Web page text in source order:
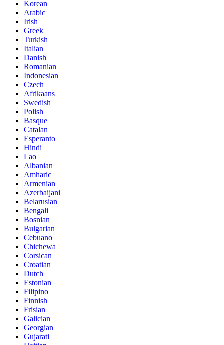
Korean
Arabic
Irish
Greek
Turkish
Italian
Danish
Romanian
Indonesian
Czech
Afrikaans
Swedish
Polish
Basque
Catalan
Esperanto
Hindi
Lao
Albanian
Amharic
Armenian
Azerbaijani
Belarusian
Bengali
Bosnian
Bulgarian
Cebuano
Chichewa
Corsican
Croatian
Dutch
Estonian
Filipino
Finnish
Frisian
Galician
Georgian
Gujarati